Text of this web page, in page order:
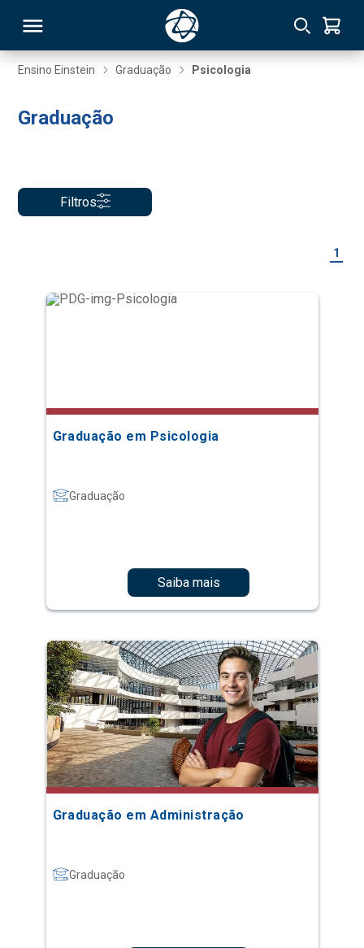
Ensino Einstein Graduação Psicologia
Graduação
Filtros
1
Graduação em Psicologia
Graduação
Saiba mais
Graduação em Administração
Graduação